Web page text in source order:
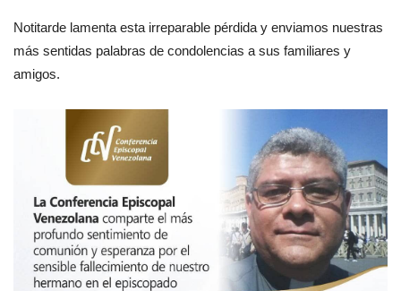
Notitarde lamenta esta irreparable pérdida y enviamos nuestras
más sentidas palabras de condolencias a sus familiares y
amigos.